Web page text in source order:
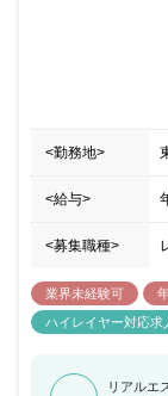
<勤務地>
<給与>
<募集職種>
業界未経験可
ハイレイヤー対応求
リアルエ